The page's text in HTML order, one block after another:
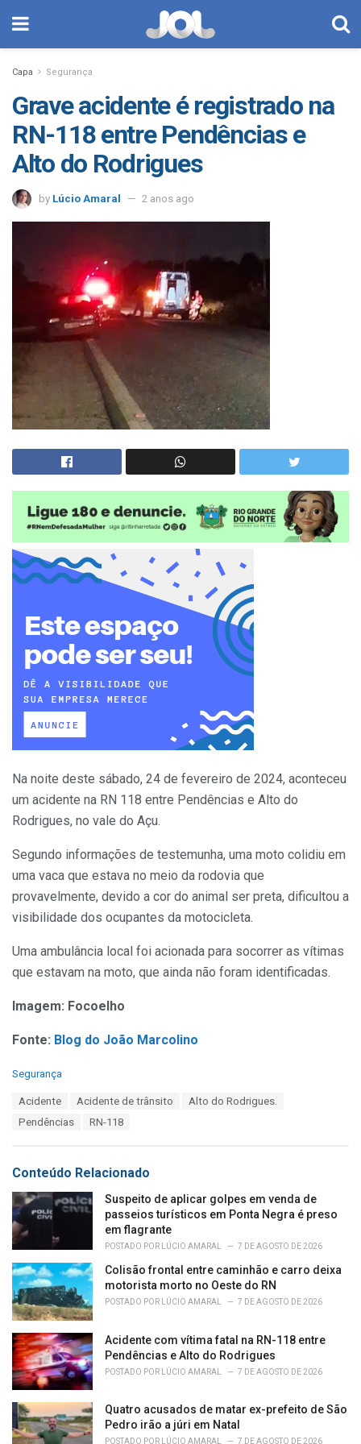
Capa Segurança
Grave acidente é registrado na
RN-118 entre Pendências e
Alto do Rodrigues
by Lúcio Amaral 2 anos ago
Na noite deste sábado, 24 de fevereiro de 2024, aconteceu
um acidente na RN 118 entre Pendências e Alto do
Rodrigues, no vale do Açu.
Segundo informações de testemunha, uma moto colidiu em
uma vaca que estava no meio da rodovia que
provavelmente, devido a cor do animal ser preta, dificultou a
visibilidade dos ocupantes da motocicleta.
Uma ambulância local foi acionada para socorrer as vítimas
que estavam na moto, que ainda não foram identificadas.
Imagem: Focoelho
Fonte: Blog do João Marcolino
C
i
e
s
:
Segurança
Acidente Acidente de trânsito
Alto do Rodrigues.
Pendências
RN-118
Conteúdo Relacionado
Suspeito de aplicar golpes em venda de
passeios turísticos em Ponta Negra é preso
em flagrante
POSTADO POR LÚCIO AMARAL 7 DE AGOSTO DE 2026
Colisão frontal entre caminhão e carro deixa
motorista morto no Oeste do RN
POSTADO POR LÚCIO AMARAL 7 DE AGOSTO DE 2026
Acidente com vítima fatal na RN-118 entre
Pendências e Alto do Rodrigues
POSTADO POR LÚCIO AMARAL 7 DE AGOSTO DE 2026
Quatro acusados de matar ex-prefeito de São
Pedro irão a júri em Natal
POSTADO POR LÚCIO AMARAL 7 DE AGOSTO DE 2026